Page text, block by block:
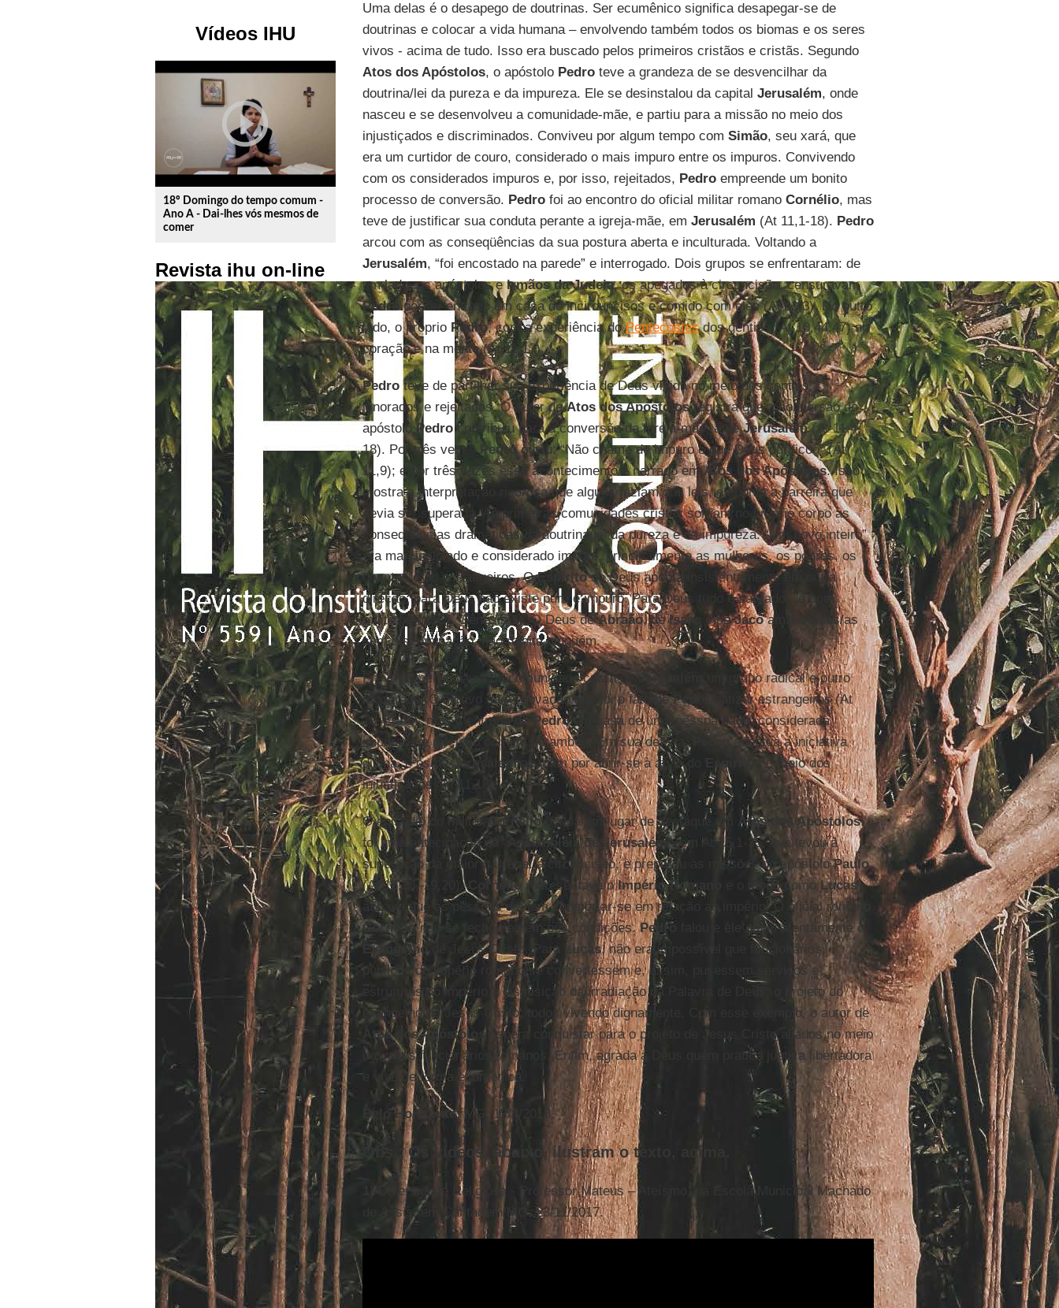
Vídeos IHU
play_circle_outline
18º Domingo do tempo comum -
Ano A - Dai-lhes vós mesmos de
comer
Revista ihu on-line
Uma delas é o desapego de doutrinas. Ser ecumênico significa desapegar-se de
doutrinas e colocar a vida humana – envolvendo também todos os biomas e os seres
vivos - acima de tudo. Isso era buscado pelos primeiros cristãos e cristãs. Segundo
Atos dos Apóstolos, o apóstolo Pedroteve a grandeza de se desvencilhar da
doutrina/lei da pureza e da impureza. Ele se desinstalou da capital Jerusalém, onde
nasceu e se desenvolveu a comunidade-mãe, e partiu para a missão no meio dos
injustiçados e discriminados. Conviveu por algum tempo com Simão, seu xará, que
era um curtidor de couro, considerado o mais impuro entre os impuros. Convivendo
com os considerados impuros e, por isso, rejeitados, Pedroempreende um bonito
processo de conversão. Pedrofoi ao encontro do oficial militar romano Cornélio, mas
teve de justificar sua conduta perante a igreja-mãe, em Jerusalém (At 11,1-18). Pedro
arcou com as conseqüências da sua postura aberta e inculturada. Voltando a
Jerusalém, “foi encostado na parede” e interrogado. Dois grupos se enfrentaram: de
um lado, os apóstolos eirmãos da Judeia, os apegados à circuncisão, censuravam
Pedropor ter entrado em casa de incircuncisos e comido com eles (At 11,3). Do outro
lado, o próprio Pedro, com a experiência doPentecostesdos gentios (At 10,44.47) no
coração e na mente (At 11,17).
Pedroteve de partilhar sua experiência de Deus vivida no meio dos gentios,
ignorados e rejeitados. O autor deAtos dos Apóstolosregistra que a conversão do
apóstolo Pedrocontribuiu para a conversão da Igreja-mãe, a deJerusalém(At 11,4-
18). Por três vezes Pedroouviu: “Não chame de impuro o que Deus purificou” (At
11,9); e por três vezes esse acontecimento é narrado emAtos dos Apóstolos. Isso
mostra a interpretação rigorosa que alguns faziam das leis, e aponta a barreira que
devia ser superada. As primeiras comunidades cristãs sofriam no próprio corpo as
conseqüências dramáticas da doutrina/lei da pureza e da impureza. “Um povo inteiro”
era marginalizado e considerado impuro, principalmente as mulheres, os pobres, os
doentes e os estrangeiros. OEspíritode Deus aponta insistentemente em outra
direção: para Deus não existe puro e impuro. Para Deus tudo é sagrado, “é bom,
muito bom” (Cf. Gênesis 1). O Deus deAbraão, deIsaac e deJacóama a todos/as
sem discriminação, não rejeita ninguém.
Provavelmente havia na comunidade cristã de Jerusalém
um grupo radical e outro
moderado. O motivo da reprovação não foi o fato dePedro
batizar estrangeiros (At
10,44-48), mas a entrada de
Pedroem casa de uma pessoa pagã, considerada
impura, e a refeição comum de ambos. Em sua defesa,
acentua a iniciativa
divina, e os deJerusalémacabam por abrir-se à ação do Espírito
no meio dos
injustiçados (At 11,18).
O episódio do militar Cornélioocupa um lugar de destaque em Atos dos Apóstolos:
foi uma antecipação da “
Assembléia de Jerusalém ”, em At 15,1-35, que levou à
superação da maior barreira: a circuncisão, e preparou as missões do apóstoloPaulo
(At 15,36–19,20).Cornéliorepresentava oImpério Romano e o modo como Lucas
achava que as pessoas deviam comportar-se em relação ao império. O oficial romano
Cornélionão se fechou e nem pôs condições.Pedro falou e ele ouviu atentamente o
Evangelhode Jesus Cristo. Para Lucas, não era impossível que funcionários
públicos do império romano se convertessem e, assim, pusessem serviços e
estruturas do império à disposição da irradiação da Palavra de Deus, o projeto do
evangelho de Jesus Cristo: todos vivendo dignamente. Com esse exemplo, o autor de
Atos dos Apóstolosespera conquistar para o projeto de Jesus Cristo aliados no meio
dos altos funcionários romanos. Enfim, agrada a Deus quem pratica justiça libertadora
e vive de forma ecumênica.
Belo Horizonte, MG, 17/4/2018.
Obs.: Os vídeos, abaixo, ilustram o texto, acima.
Diversidade Religiosa - Professor Mateus – Ateísmo, na Escola Municipal Machado
de Assis, em Contagem/MG, 23/11/2017.